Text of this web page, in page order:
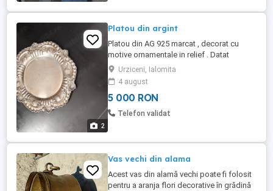
2
Platou din argint
Platou din AG 925 marcat , decorat cu
motive ornamentale in relief . Datat
sfarsitul secolului XIX-lea sau inceputul
secolului xx. Origine din Portugalia .
Diametrul 30 cm , greutate 277 gr.
Urziceni, Ialomita
4 august
5 000 RON
Telefon validat
Vas vechi din alama
Acest vas din alamă vechi poate fi folosit
pentru a aranja flori decorative în grădină